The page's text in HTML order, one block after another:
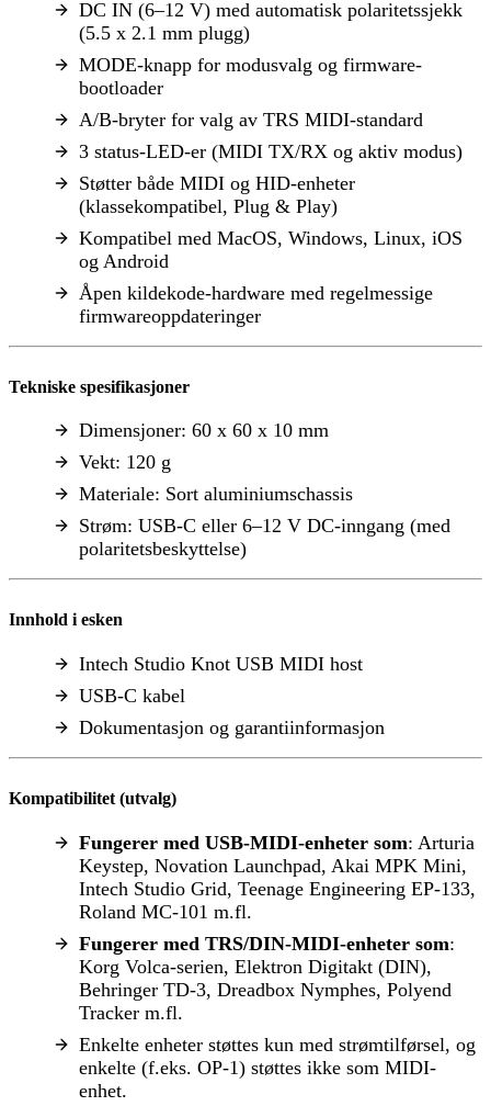
DC IN (6–12 V) med automatisk polaritetssjekk
(5.5 x 2.1 mm plugg)
MODE-knapp for modusvalg og firmware-
bootloader
A/B-bryter for valg av TRS MIDI-standard
3 status-LED-er (MIDI TX/RX og aktiv modus)
Støtter både MIDI og HID-enheter
(klassekompatibel, Plug & Play)
Kompatibel med MacOS, Windows, Linux, iOS
og Android
Åpen kildekode-hardware med regelmessige
firmwareoppdateringer
Tekniske spesifikasjoner
Dimensjoner: 60 x 60 x 10 mm
Vekt: 120 g
Materiale: Sort aluminiumschassis
Strøm: USB-C eller 6–12 V DC-inngang (med
polaritetsbeskyttelse)
Innhold i esken
Intech Studio Knot USB MIDI host
USB-C kabel
Dokumentasjon og garantiinformasjon
Kompatibilitet (utvalg)
Fungerer med USB-MIDI-enheter som: Arturia
Keystep, Novation Launchpad, Akai MPK Mini,
Intech Studio Grid, Teenage Engineering EP-133,
Roland MC-101 m.fl.
Fungerer med TRS/DIN-MIDI-enheter som:
Korg Volca-serien, Elektron Digitakt (DIN),
Behringer TD-3, Dreadbox Nymphes, Polyend
Tracker m.fl.
Enkelte enheter støttes kun med strømtilførsel, og
enkelte (f.eks. OP-1) støttes ikke som MIDI-
enhet.